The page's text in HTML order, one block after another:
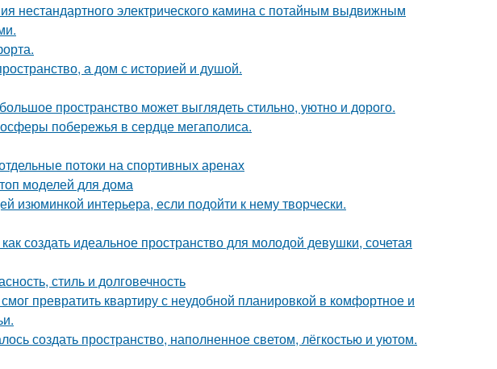
нестандартного электрического камина с потайным выдвижным
а дом с историей и душой.
пространство может выглядеть стильно, уютно и дорого.
побережья в сердце мегаполиса.
потоки на спортивных аренах
моделей для дома
изюминкой интерьера, если подойти к нему творчески.
создать идеальное пространство для молодой девушки, сочетая
стиль и долговечность
превратить квартиру с неудобной планировкой в комфортное и
создать пространство, наполненное светом, лёгкостью и уютом.